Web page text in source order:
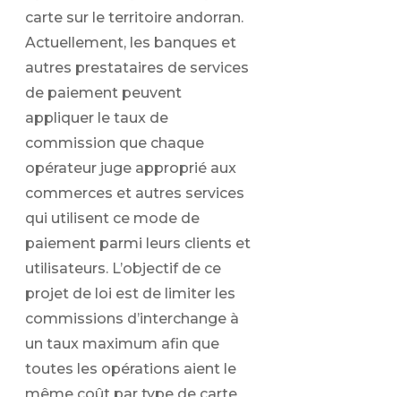
carte sur le territoire andorran.
Actuellement, les banques et
autres prestataires de services
de paiement peuvent
appliquer le taux de
commission que chaque
opérateur juge approprié aux
commerces et autres services
qui utilisent ce mode de
paiement parmi leurs clients et
utilisateurs. L’objectif de ce
projet de loi est de limiter les
commissions d’interchange à
un taux maximum afin que
toutes les opérations aient le